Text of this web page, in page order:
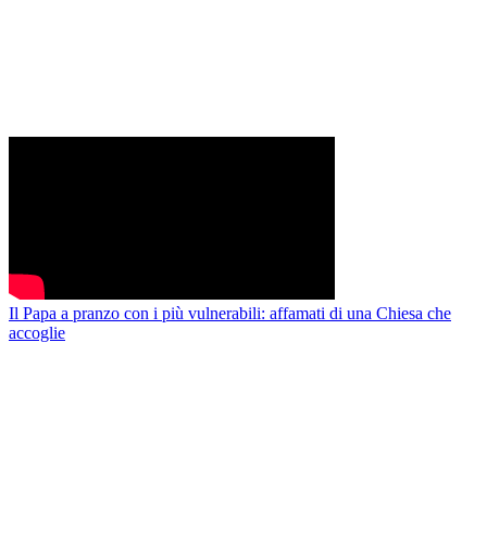
Il Papa a pranzo con i più vulnerabili: affamati di una Chiesa che
accoglie